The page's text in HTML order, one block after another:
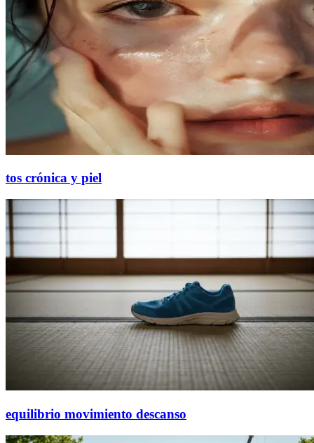
tos crónica y piel
equilibrio movimiento descanso